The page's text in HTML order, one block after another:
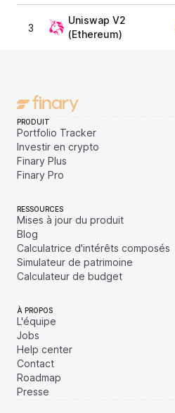
3
Uniswap V2
(Ethereum)
PRODUIT
Portfolio Tracker
Investir en crypto
Finary Plus
Finary Pro
RESSOURCES
Mises à jour du produit
Blog
Calculatrice d'intérêts composés
Simulateur de patrimoine
Calculateur de budget
À PROPOS
L'équipe
Jobs
Help center
Contact
Roadmap
Presse